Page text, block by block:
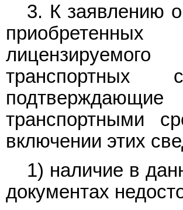
3. К заявлению
транспортных
транспортными
включении этих
1) наличие в
документах